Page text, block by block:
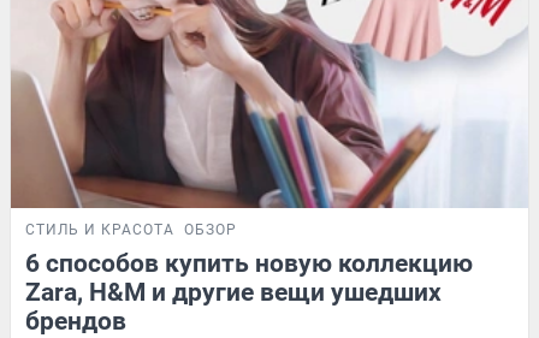
СТИЛЬ И КРАСОТА ОБЗОР
6 способов купить новую коллекцию
Zara, H&M и другие вещи ушедших
брендов